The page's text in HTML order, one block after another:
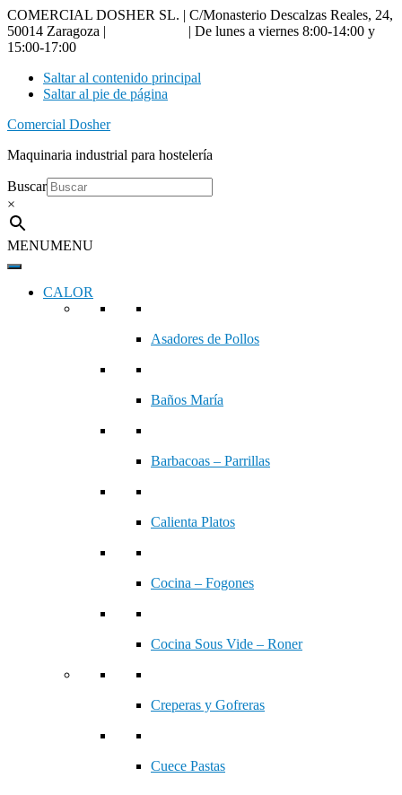
COMERCIAL DOSHER SL. | C/Monasterio Descalzas Reales, 24,
50014 Zaragoza |
| De lunes a viernes 8:00-14:00 y
15:00-17:00
Saltar al contenido principal
Saltar al pie de página
Comercial Dosher
Maquinaria industrial para hostelería
Buscar
×
MENUMENU
CALOR
Asadores de Pollos
Baños María
Barbacoas – Parrillas
Calienta Platos
Cocina – Fogones
Cocina Sous Vide – Roner
Creperas y Gofreras
Cuece Pastas